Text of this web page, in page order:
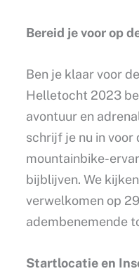
Bereid je voor op
Ben je klaar voor
Helletocht 2023
avontuur en
schrijf je nu in
mountainbike-
bijblijven. We
verwelkomen op
adembenemende
Startlocatie en